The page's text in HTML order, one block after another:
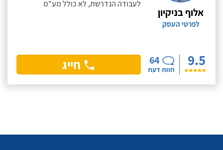
אלוף בניקיון
לפרטי העסק
9.5
64
חוות דעת
לעבודה הנדרשת, לא כולל מע"מ
חייג